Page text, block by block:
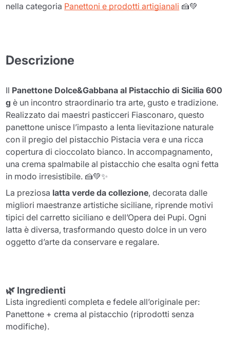
nella categoria Panettoni e prodotti artigianali 🍰💚
Descrizione
Il Panettone Dolce&Gabbana al Pistacchio di Sicilia 600
g è un incontro straordinario tra arte, gusto e tradizione.
Realizzato dai maestri pasticceri Fiasconaro, questo
panettone unisce l’impasto a lenta lievitazione naturale
con il pregio del pistacchio Pistacia vera e una ricca
copertura di cioccolato bianco. In accompagnamento,
una crema spalmabile al pistacchio che esalta ogni fetta
in modo irresistibile. 🍰💚✨
La preziosa latta verde da collezione, decorata dalle
migliori maestranze artistiche siciliane, riprende motivi
tipici del carretto siciliano e dell’Opera dei Pupi. Ogni
latta è diversa, trasformando questo dolce in un vero
oggetto d’arte da conservare e regalare.
🌿 Ingredienti
Lista ingredienti completa e fedele all’originale per:
Panettone + crema al pistacchio (riprodotti senza
modifiche).